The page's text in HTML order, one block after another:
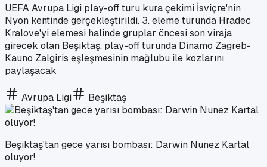
UEFA Avrupa Ligi play-off turu kura çekimi İsviçre'nin
Nyon kentinde gerçekleştirildi. 3. eleme turunda Hradec
Kralove'yi elemesi halinde gruplar öncesi son viraja
girecek olan Beşiktaş, play-off turunda Dinamo Zagreb-
Kauno Zalgiris eşleşmesinin mağlubu ile kozlarını
paylaşacak
Avrupa Ligi Beşiktaş
Beşiktaş'tan gece yarısı bombası: Darwin Nunez Kartal
oluyor!